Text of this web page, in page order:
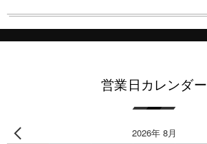
営業日カレンダー
2026年 8月